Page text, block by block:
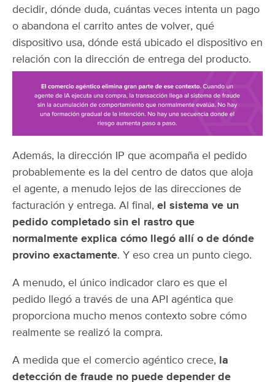
decidir, dónde duda, cuántas veces intenta un pago
o abandona el carrito antes de volver, qué
dispositivo usa, dónde está ubicado el dispositivo en
relación con la dirección de entrega del producto.
Además, la dirección IP que acompaña el pedido
probablemente es la del centro de datos que aloja
el agente, a menudo lejos de las direcciones de
facturación y entrega. Al final, el sistema ve un
pedido completado sin el rastro que
normalmente explica cómo llegó allí o de dónde
provino exactamente. Y eso crea un punto ciego.
A menudo, el único indicador claro es que el
pedido llegó a través de una API agéntica que
proporciona mucho menos contexto sobre cómo
realmente se realizó la compra.
A medida que el comercio agéntico crece, la
detección de fraude no puede depender de